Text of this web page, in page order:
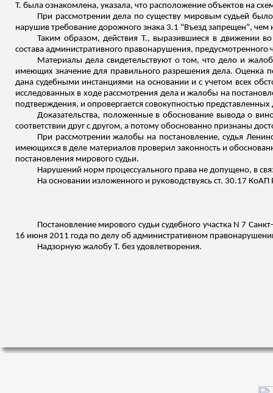
Т. была ознакомлена, указала, что расположение объектов на
При рассмотрении дела по существу мировым судьей
нарушив требование дорожного знака 3.1 "Въезд запрещен",
Таким образом, действия Т., выразившиеся в движении
состава административного правонарушения, предусмотренного
Материалы дела свидетельствуют о том, что дело и
имеющих значение для правильного разрешения дела.Оценка
дана судебными инстанциями на основании и с учетом всех
исследованных в ходе рассмотрения дела и жалобы на
подтверждения, и опровергается совокупностью представленных
Доказательства, положенные в обоснование вывода о
соответствии друг с другом, а потому обоснованно признаны
При рассмотрении жалобы на постановление, судья
имеющихся в деле материалов проверил законность и
постановления мирового судьи.
Нарушений норм процессуального права не допущено, в
На основании изложенного и руководствуясь ст. 30.17 КоАП
Постановление мирового судьи судебного участка N 7
16 июня 2011 года по делу об административном
Надзорную жалобу Т. без удовлетворения.